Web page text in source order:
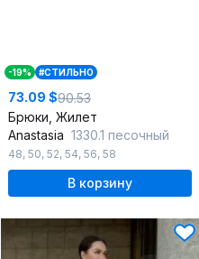
-19% #СТИЛЬНО
73.09 $90.53
Брюки, Жилет
Anastasia 1330.1 песочный
48, 50, 52, 54, 56, 58
В корзину